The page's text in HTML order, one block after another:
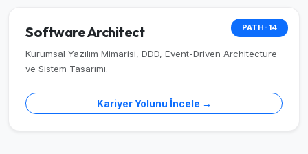
PATH-14
Software Architect
Kurumsal Yazılım Mimarisi, DDD, Event-Driven Architecture
ve Sistem Tasarımı.
Kariyer Yolunu İncele →